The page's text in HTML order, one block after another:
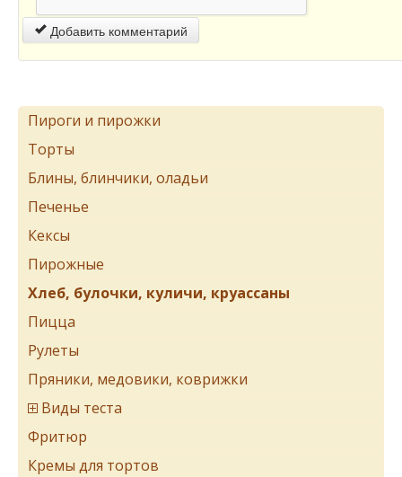
Добавить комментарий
Пироги и пирожки
Торты
Блины, блинчики, оладьи
Печенье
Кексы
Пирожные
Хлеб, булочки, куличи, круассаны
Пицца
Рулеты
Пряники, медовики, коврижки
Виды теста
Фритюр
Кремы для тортов